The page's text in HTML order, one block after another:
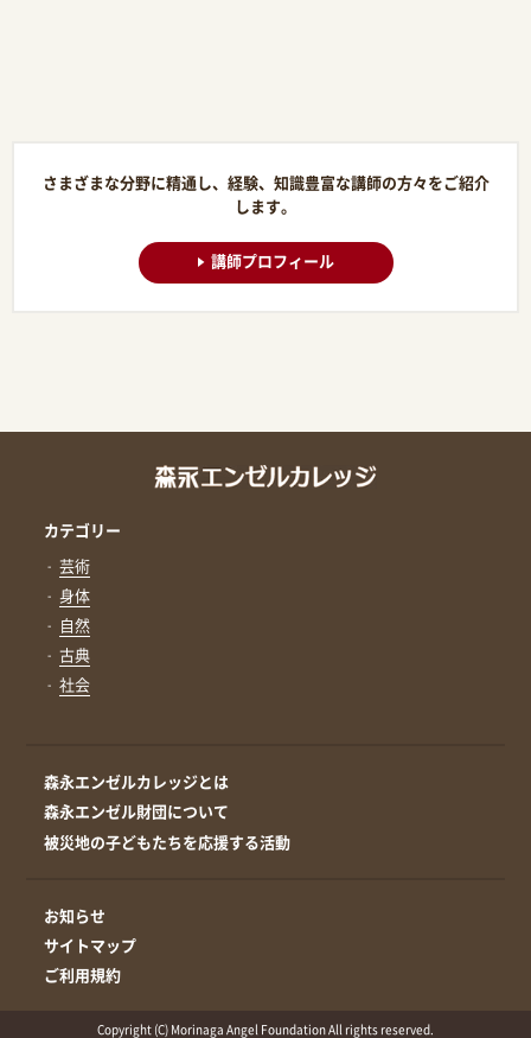
さまざまな分野に精通し、経験、知識豊富な講師の方々をご紹介
します。
講師プロフィール
カテゴリー
芸術
身体
自然
古典
社会
森永エンゼルカレッジとは
森永エンゼル財団について
被災地の子どもたちを応援する活動
お知らせ
サイトマップ
ご利用規約
Copyright (C) Morinaga Angel Foundation All rights reserved.